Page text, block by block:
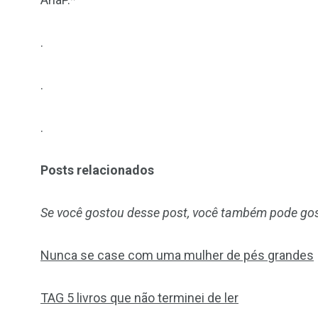
.
.
.
Posts relacionados
Se você gostou desse post, você também pode
Nunca se case com uma mulher de pés grandes
TAG 5 livros que não terminei de ler